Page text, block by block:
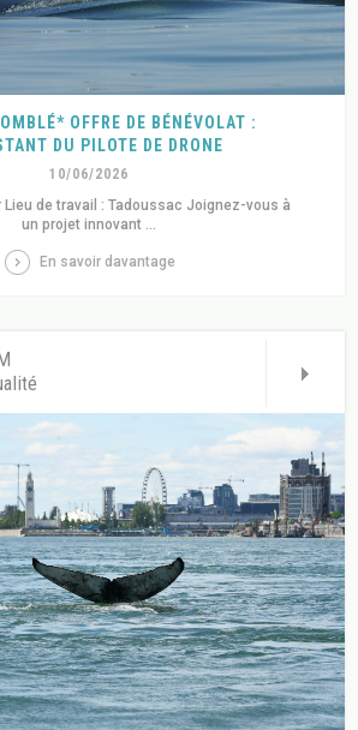
OFFRE DE BÉNÉVOLAT :
DU PILOTE DE DRONE
10/06/2026
de travail : Tadoussac Joignez-vous à
un projet innovant ...
En savoir davantage